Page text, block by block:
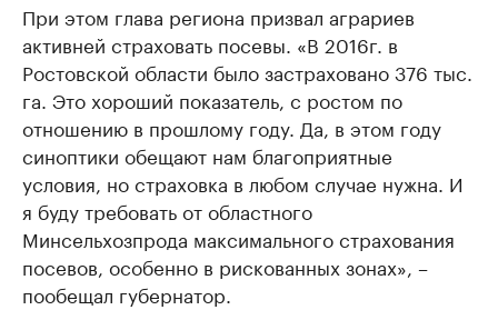
При этом глава региона призвал аграриев
активней страховать посевы. «В 2016г. в
Ростовской области было застраховано 376 тыс.
га. Это хороший показатель, с ростом по
отношению в прошлому году. Да, в этом году
синоптики обещают нам благоприятные
условия, но страховка в любом случае нужна. И
я буду требовать от областного
Минсельхозпрода максимального страхования
посевов, особенно в рискованных зонах», –
пообещал губернатор.